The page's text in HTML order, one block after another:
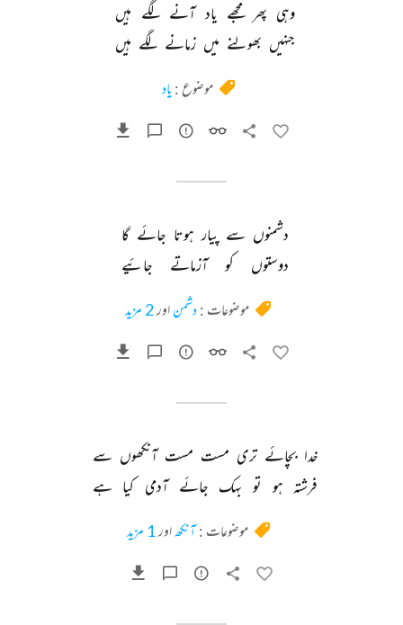
وہی پھر مجھے یاد آنے لگے ہیں
جنہیں بھولنے میں زمانے لگے ہیں
موضوع : یاد
دشمنوں سے پیار ہوتا جائے گا
دوستوں
کو آزماتے جائیے
موضوعات :دشمناور2 مزید
خدا بچائے تری مست مست آنکھوں سے
فرشتہ ہو تو بہک جائے آدمی کیا ہے
موضوعات :آنکھاور1 مزید